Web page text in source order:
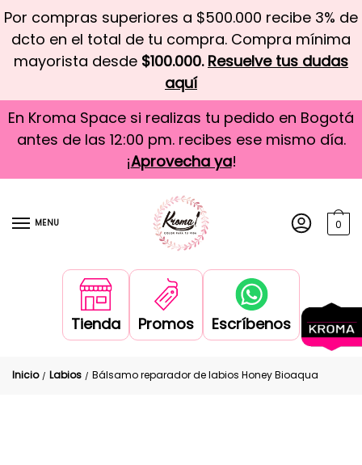
Por compras superiores a $500.000 recibe 3% de
dcto en el total de tu compra. Compra mínima
mayorista desde $100.000. Resuelve tus dudas
aquí
En Kroma Space si realizas tu pedido en Bogotá
antes de las 12:00 pm. recibes ese mismo día.
¡Aprovecha ya!
MENU 0
Tienda Promos Escríbenos
Inicio / Labios / Bálsamo reparador de labios Honey Bioaqua